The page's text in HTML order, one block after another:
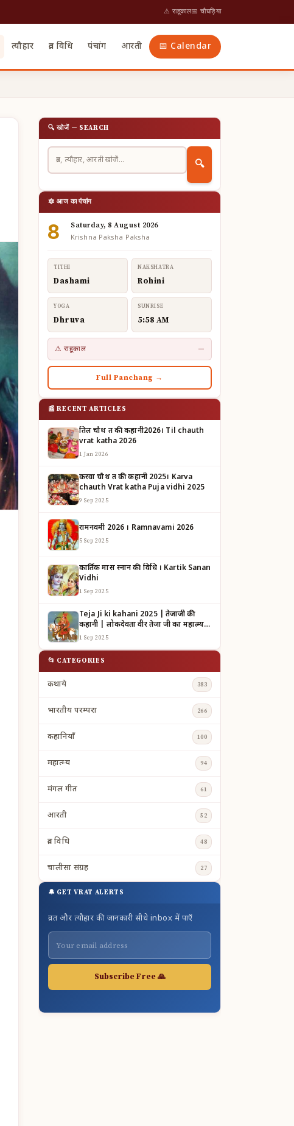
⚠ राहूकाल📅 चौघड़िया
त्यौहार व्रत विधि पंचांग आरती 📅 Calendar
🔍 खोजें — SEARCH
🔍
🔯 आज का पंचांग
8 Saturday, 8 August 2026
Krishna Paksha Paksha
TITHI
Dashami
NAKSHATRA
Rohini
YOGA
Dhruva
SUNRISE
5:58 AM
⚠ राहूकाल —
Full Panchang →
📰 RECENT ARTICLES
तिल चौथ व्रत की कहानी2026। Til chauth
vrat katha 2026
1 Jan 2026
करवा चौथ व्रत की कहानी 2025। Karva
chauth Vrat katha Puja vidhi 2025
9 Sep 2025
रामनवमी 2026 । Ramnavami 2026
5 Sep 2025
कार्तिक मास स्नान की विधि । Kartik Sanan
Vidhi
1 Sep 2025
Teja Ji ki kahani 2025 | तेजाजी की
कहानी | लोकदेवता वीर तेजा जी का महात्म्य |
TEJAJI KI KAHANI
1 Sep 2025
📂 CATEGORIES
कथाये 383
भारतीय परम्परा 266
कहानियाँ 100
महात्म्य 94
मंगल गीत 61
आरती 52
व्रत विधि 48
चालीसा संग्रह 27
🔔 GET VRAT ALERTS
व्रत और त्यौहार की जानकारी सीधे inbox में पाएँ
Subscribe Free 🙏